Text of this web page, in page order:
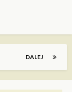
DALEJ